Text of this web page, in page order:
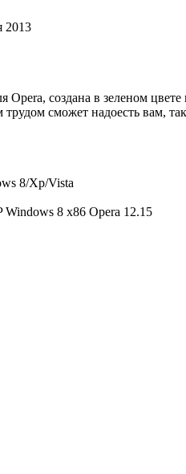
2013
Opera, создана в зеленом
сможет надоесть вам,
8/Xp/Vista
Windows 8 x86 Opera 12.15